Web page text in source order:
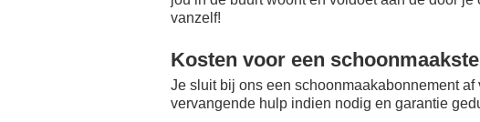
vanzelf!
Kosten voor een
Je sluit bij ons een schoonmaakabonnement af
vervangende hulp indien nodig en garantie